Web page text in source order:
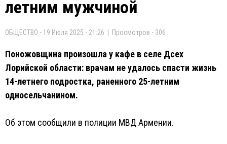
летним мужчиной
ОБЩЕСТВО - 19 Июля 2025 - 21:26 | Просмотров - 306
Поножовщина произошла у кафе в селе Дсех
Лорийской области: врачам не удалось спасти жизнь
14-летнего подростка, раненного 25-летним
односельчанином.
Об этом сообщили в полиции МВД Армении.